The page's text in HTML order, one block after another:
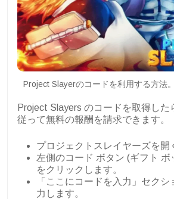
Project Slayerのコードを利用する方法
Project Slayers のコードを取得した
従って無料の報酬を請求できます。
プロジェクトスレイヤーズを開
左側のコード ボタン (ギフト ボ
をクリックします。
「ここにコードを入力」セクシ
力します。